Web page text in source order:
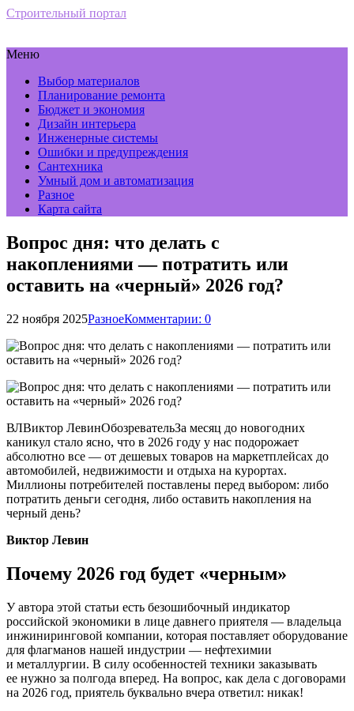
Строительный портал
Меню
Выбор материалов
Планирование ремонта
Бюджет и экономия
Дизайн интерьера
Инженерные системы
Ошибки и предупреждения
Сантехника
Умный дом и автоматизация
Разное
Карта сайта
Вопрос дня: что делать с
накоплениями — потратить или
оставить на «черный» 2026 год?
22 ноября 2025РазноеКомментарии: 0
ВЛВиктор ЛевинОбозревательЗа месяц до новогодних
каникул стало ясно, что в 2026 году у нас подорожает
абсолютно все — от дешевых товаров на маркетплейсах до
автомобилей, недвижимости и отдыха на курортах.
Миллионы потребителей поставлены перед выбором: либо
потратить деньги сегодня, либо оставить накопления на
черный день?
Виктор Левин
Почему 2026 год будет «черным»
У автора этой статьи есть безошибочный индикатор
российской экономики в лице давнего приятеля — владельца
инжиниринговой компании, которая поставляет оборудование
для флагманов нашей индустрии — нефтехимии
и металлургии. В силу особенностей техники заказывать
ее нужно за полгода вперед. На вопрос, как дела с договорами
на 2026 год, приятель буквально вчера ответил: никак!